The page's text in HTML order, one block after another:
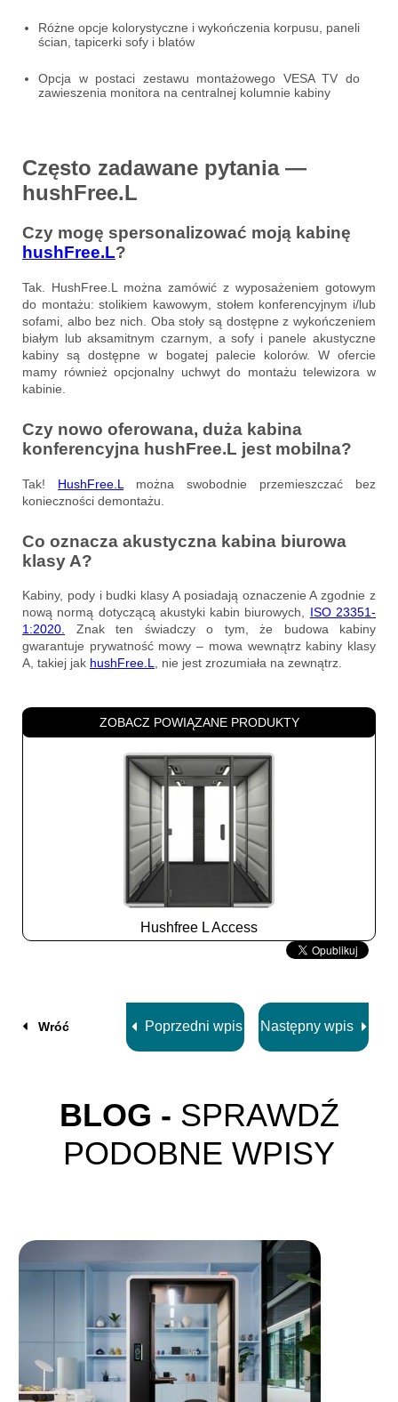
Różne opcje kolorystyczne i wykończenia korpusu, paneli
ścian, tapicerki sofy i blatów
Opcja w postaci zestawu montażowego VESA TV do
zawieszenia monitora na centralnej kolumnie kabiny
Często zadawane pytania —
hushFree.L
Czy mogę spersonalizować moją kabinę
hushFree.L?
Tak. HushFree.L można zamówić z wyposażeniem gotowym
do montażu: stolikiem kawowym, stołem konferencyjnym i/lub
sofami, albo bez nich. Oba stoły są dostępne z wykończeniem
białym lub aksamitnym czarnym, a sofy i panele akustyczne
kabiny są dostępne w bogatej palecie kolorów. W ofercie
mamy również opcjonalny uchwyt do montażu telewizora w
kabinie.
Czy nowo oferowana, duża kabina
konferencyjna hushFree.L jest mobilna?
Tak! HushFree.L
można swobodnie przemieszczać bez
konieczności demontażu.
Co oznacza akustyczna kabina biurowa
klasy A?
Kabiny, pody i budki klasy A posiadają oznaczenie A zgodnie z
nową normą dotyczącą akustyki kabin biurowych, ISO 23351-
1:2020. Znak ten świadczy o tym, że budowa kabiny
gwarantuje prywatność mowy – mowa wewnątrz kabiny klasy
A, takiej jak hushFree.L, nie jest zrozumiała na zewnątrz.
ZOBACZ POWIĄZANE PRODUKTY
Hushfree L Access
Slide
Wróć Poprzedni wpis Następny wpis
BLOG - SPRAWDŹ
PODOBNE WPISY